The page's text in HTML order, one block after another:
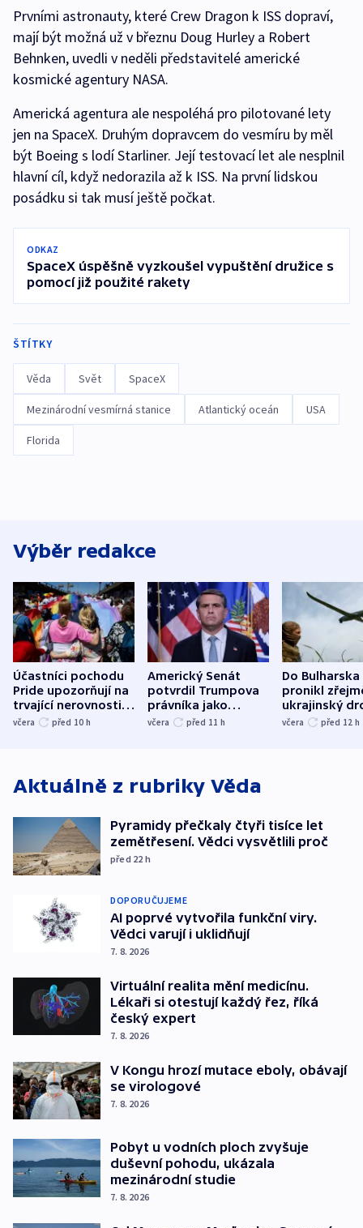
Prvními astronauty, které Crew Dragon k ISS dopraví,
mají být možná už v březnu Doug Hurley a Robert
Behnken, uvedli v neděli představitelé americké
kosmické agentury NASA.
Americká agentura ale nespoléhá pro pilotované lety
jen na SpaceX. Druhým dopravcem do vesmíru by měl
být Boeing s lodí Starliner. Její testovací let ale nesplnil
hlavní cíl, když nedorazila až k ISS. Na první lidskou
posádku si tak musí ještě počkat.
ODKAZ
SpaceX úspěšně vyzkoušel vypuštění družice s
pomocí již použité rakety
ŠTÍTKY
Věda Svět SpaceX
Mezinárodní vesmírná stanice Atlantický oceán USA
Florida
Výběr redakce
Účastníci pochodu
Pride upozorňují na
trvající nerovnosti i
společenskou
včera před 10 h
Americký Senát
potvrdil Trumpova
právníka jako
ministra
včera před 11 h
Do Bulharska
pronikl
ukrajinský
explodoval
včera před 12 h
Aktuálně z rubriky Věda
Pyramidy přečkaly čtyři tisíce let
zemětřesení. Vědci vysvětlili proč
před 22 h
DOPORUČUJEME
AI poprvé vytvořila funkční viry.
Vědci varují i uklidňují
7. 8. 2026
Virtuální realita mění medicínu.
Lékaři si otestují každý řez, říká
český expert
7. 8. 2026
V Kongu hrozí mutace eboly, obávají
se virologové
7. 8. 2026
Pobyt u vodních ploch zvyšuje
duševní pohodu, ukázala
mezinárodní studie
7. 8. 2026